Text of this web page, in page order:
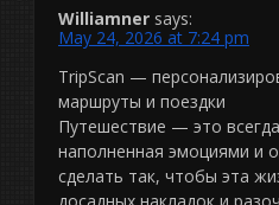
Williamner says:
May 24, 2026 at 7:24 pm
TripScan —
маршруты и поездки
Путешествие — это
наполненная эмоциями и
сделать так, чтобы эта